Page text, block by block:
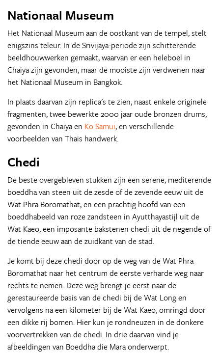
Nationaal Museum
Het Nationaal Museum aan de oostkant van de tempel, stelt
enigszins teleur. In de Srivijaya-periode zijn schitterende
beeldhouwwerken gemaakt, waarvan er een heleboel in
Chaiya zijn gevonden, maar de mooiste zijn verdwenen naar
het Nationaal Museum in Bangkok.
In plaats daarvan zijn replica's te zien, naast enkele originele
fragmenten, twee bewerkte 2000 jaar oude bronzen drums,
gevonden in Chaiya en Ko Samui, en verschillende
voorbeelden van Thais handwerk.
Chedi
De beste overgebleven stukken zijn een serene, mediterende
boeddha van steen uit de zesde of de zevende eeuw uit de
Wat Phra Boromathat, en een prachtig hoofd van een
boeddhabeeld van roze zandsteen in Ayutthayastijl uit de
Wat Kaeo, een imposante bakstenen chedi uit de negende of
de tiende eeuw aan de zuidkant van de stad.
Je komt bij deze chedi door op de weg van de Wat Phra
Boromathat naar het centrum de eerste verharde weg naar
rechts te nemen. Deze weg brengt je eerst naar de
gerestaureerde basis van de chedi bij de Wat Long en
vervolgens na een kilometer bij de Wat Kaeo, omringd door
een dikke rij bomen. Hier kun je rondneuzen in de donkere
voorvertrekken van de chedi. In drie daarvan vind je
afbeeldingen van Boeddha die Mara onderwerpt.